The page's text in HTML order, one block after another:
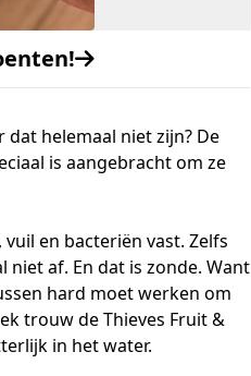
helemaal niet zijn? De
is aangebracht om ze
en bacteriën vast. Zelfs
niet af. En dat is zonde. Want
hard moet werken om
trouw de Thieves Fruit &
in het water.